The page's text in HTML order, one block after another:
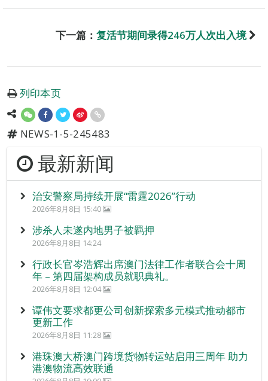
下一篇： 复活节期间录得246万人次出入境
列印本页
NEWS-1-5-245483
最新新闻
治安警察局持续开展“雷霆2026”行动
2026年8月8日 15:40
涉杀人未遂内地男子被羁押
2026年8月8日 14:24
行政长官岑浩辉出席澳门法律工作者联合会十周
年 – 第四届架构成员就职典礼。
2026年8月8日 12:04
谭伟文要求都更公司创新探索多元模式推动都市
更新工作
2026年8月8日 11:28
港珠澳大桥澳门跨境货物转运站启用三周年 助力
港澳物流高效联通